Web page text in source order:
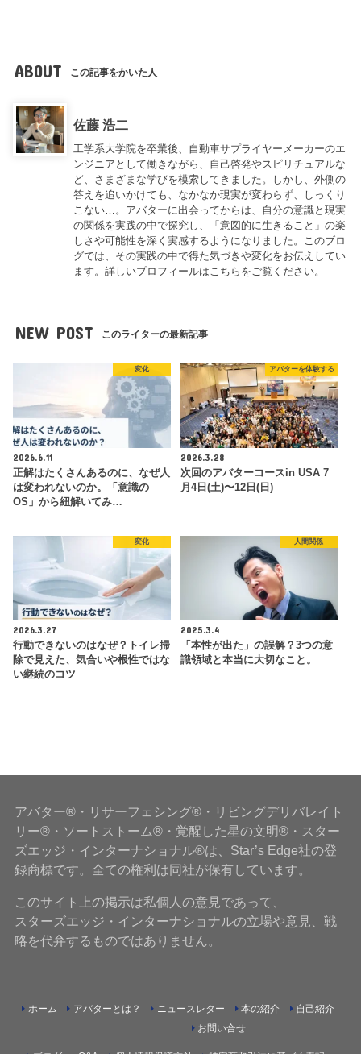
ABOUT この記事をかいた人
佐藤 浩二
工学系大学院を卒業後、自動車サプライヤーメーカーのエ
ンジニアとして働きながら、自己啓発やスピリチュアルな
ど、さまざまな学びを模索してきました。しかし、外側の
答えを追いかけても、なかなか現実が変わらず、しっくり
こない…。アバターに出会ってからは、自分の意識と現実
の関係を実践の中で探究し、「意図的に生きること」の楽
しさや可能性を深く実感するようになりました。このブロ
グでは、その実践の中で得た気づきや変化をお伝えしてい
ます。詳しいプロフィールは こちら をご覧ください。
NEW POST このライターの最新記事
変化
2026.6.11
正解はたくさんあるのに、なぜ人
は変われないのか。「意識の
OS」から紐解いてみ…
アバターを体験する
2026.3.28
次回のアバターコースin USA 7
月4日(土)〜12日(日)
変化
2026.3.27
行動できないのはなぜ？トイレ掃
除で見えた、気合いや根性ではな
い継続のコツ
人間関係
2025.3.4
「本性が出た」の誤解？3つの意
識領域と本当に大切なこと。
アバター®・リサーフェシング®・リビングデリバレイト
リー®・ソートストーム®・覚醒した星の文明®・スター
ズエッジ・インターナショナル®は、Star’s Edge社の登
録商標です。全ての権利は同社が保有しています。
このサイト上の掲示は私個人の意見であって、
スターズエッジ・インターナショナルの立場や意見、戦
略を代弁するものではありません。
ホーム アバターとは？ ニュースレター 本の紹介 自己紹介
お問い合せ